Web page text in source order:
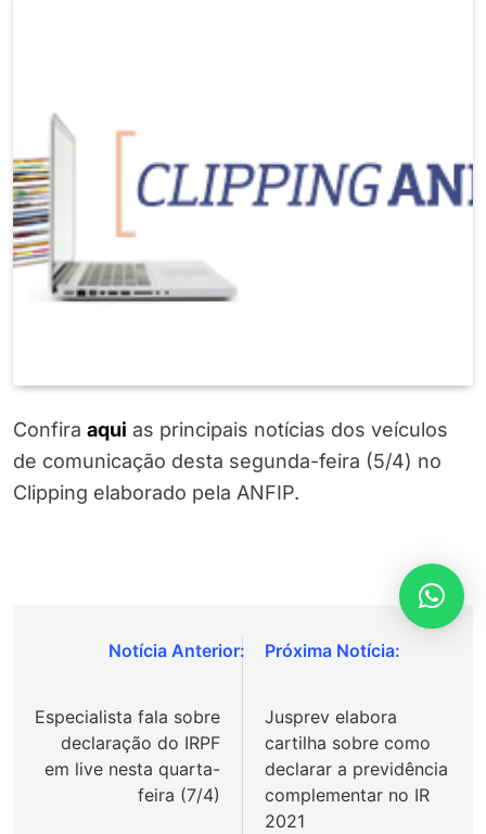
Confira aqui as principais notícias dos veículos
de comunicação desta segunda-feira (5/4) no
Clipping elaborado pela ANFIP.
Navegação
Post
Especialista fala sobre
declaração do IRPF
em live nesta quarta-
feira (7/4)
Jusprev elabora
cartilha sobre como
declarar a previdência
complementar no IR
2021